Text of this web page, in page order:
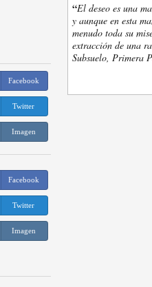
Facebook
Twitter
Imagen
Facebook
Twitter
Imagen
“El deseo es una
y aunque en esta
menudo toda su
extracción de una
Subsuelo, Primera